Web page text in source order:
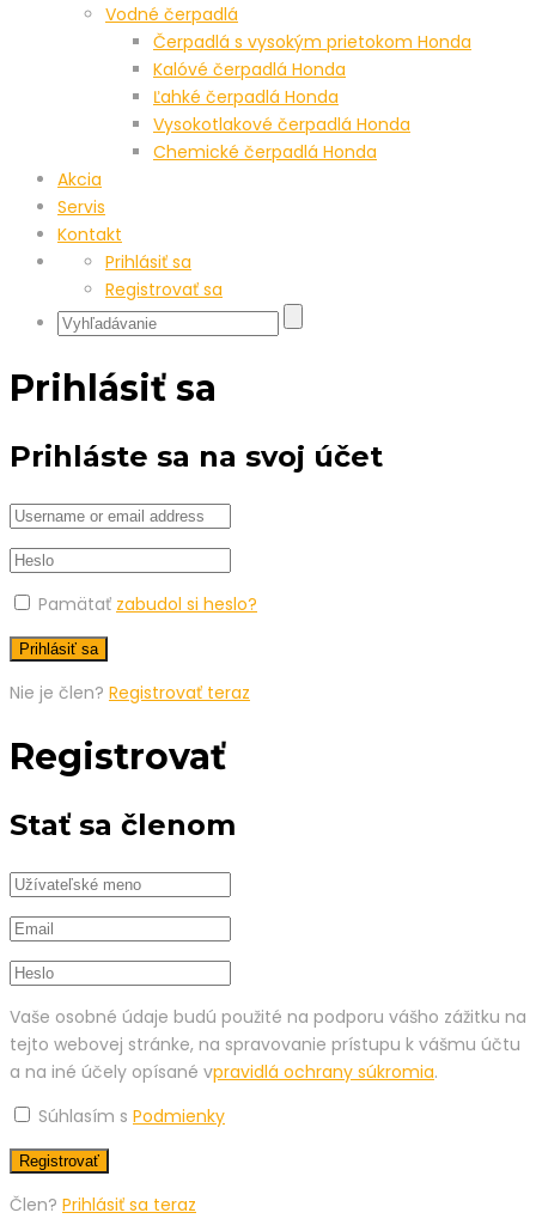
Vodné čerpadlá
Čerpadlá s vysokým prietokom Honda
Kalóvé čerpadlá Honda
Ľahké čerpadlá Honda
Vysokotlakové čerpadlá Honda
Chemické čerpadlá Honda
Akcia
Servis
Kontakt
Prihlásiť sa
Registrovať sa
Prihlásiť sa
Prihláste sa na svoj účet
Pamätať zabudol si heslo?
Nie je člen? Registrovať teraz
Registrovať
Stať sa členom
Vaše osobné údaje budú použité na podporu vášho zážitku na
tejto webovej stránke, na spravovanie prístupu k vášmu účtu
a na iné účely opísané vpravidlá ochrany súkromia.
Súhlasím s Podmienky
Člen? Prihlásiť sa teraz